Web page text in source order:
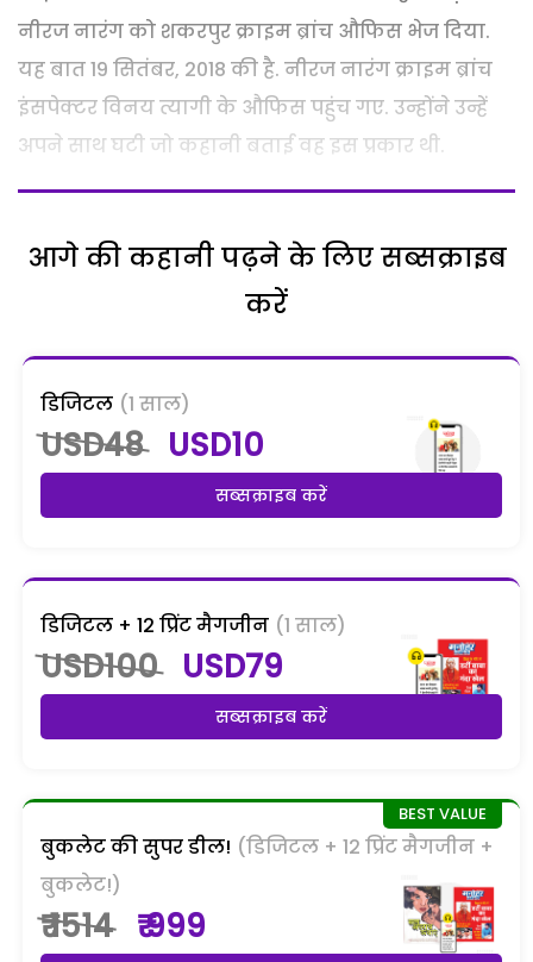
नीरज नारंग को शकरपुर क्राइम ब्रांच औफिस भेज दिया.
यह बात 19 सितंबर, 2018 की है. नीरज नारंग क्राइम ब्रांच
इंसपेक्टर विनय त्यागी के औफिस पहुंच गए. उन्होंने उन्हें
अपने साथ घटी जो कहानी बताई वह इस प्रकार थी.
आगे की कहानी पढ़ने के लिए सब्सक्राइब
करें
डिजिटल (1 साल)
USD48 USD10
सब्सक्राइब करें
डिजिटल + 12 प्रिंट मैगजीन (1 साल)
USD100 USD79
सब्सक्राइब करें
बुकलेट की सुपर डील! (डिजिटल + 12 प्रिंट मैगजीन +
बुकलेट!)
₹ 1514 ₹ 999